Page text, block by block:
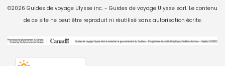
©2026 Guides de voyage Ulysse inc. - Guides de voyage Ulysse sarl. Le contenu
de ce site ne peut être reproduit ni réutilisé sans autorisation écrite.